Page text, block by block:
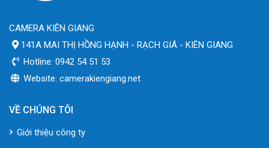
CAMERA KIÊN GIANG
141A MAI THỊ HỒNG HẠNH - RẠCH GIÁ - KIÊN GIANG
Hotline: 0942 54 51 53
Website: camerakiengiang.net
VỀ CHÚNG TÔI
Giới thiệu công ty